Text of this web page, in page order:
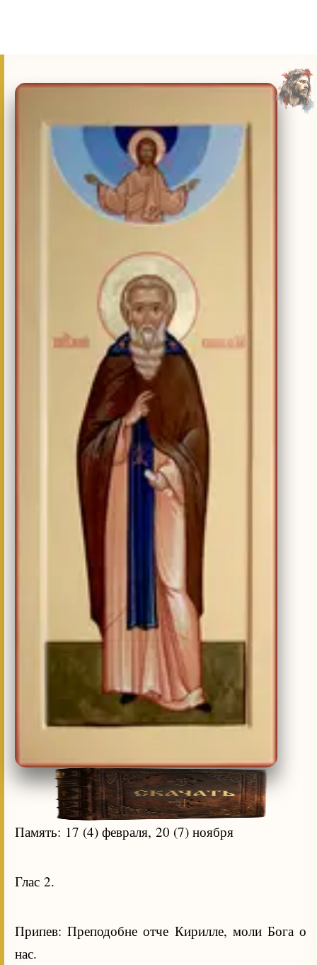
Память: 17 (4) февраля, 20 (7) ноября
Глас 2.
Припев: Преподобне отче Кирилле, моли Бога о
нас.